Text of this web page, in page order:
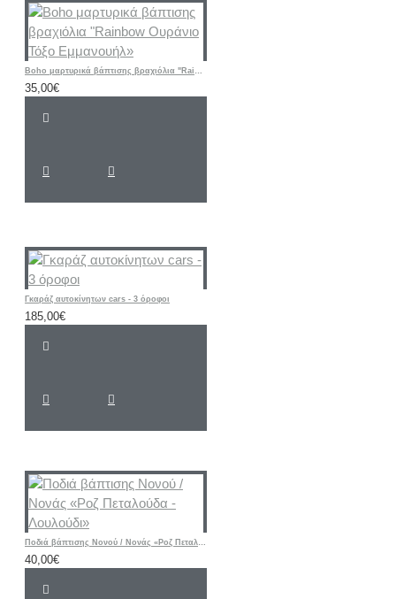
Boho μαρτυρικά βάπτισης βραχιόλια "Rainbow Ουράνιο Τόξο Εμμανουήλ»
35,00€
Γκαράζ αυτοκίνητων cars - 3 όροφοι
185,00€
Ποδιά βάπτισης Νονού / Νονάς «Ροζ Πεταλούδα - Λουλούδι»
40,00€